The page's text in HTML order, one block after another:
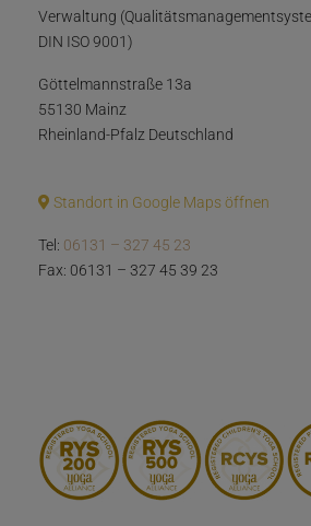
Verwaltung
DIN ISO 9001)
Göttelmannstraße 13a
55130 Mainz
Rheinland-Pfalz Deutschland
Standort in Google Maps öffnen
Tel: 06131 – 327 45 23
Fax: 06131 – 327 45 39 23